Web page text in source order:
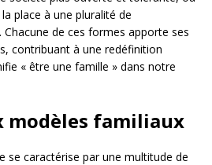
place à une pluralité de
de ces formes apporte ses
contribuant à une redéfinition
« être une famille » dans notre
modèles familiaux
se caractérise par une multitude de